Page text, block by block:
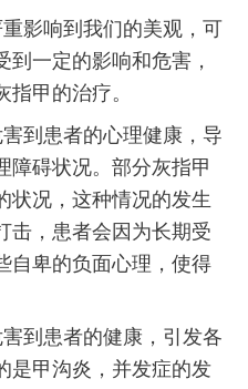
影响到我们的美观，可
一定的影响和危害，
甲的治疗。
患者的心理健康，导
障碍状况。部分灰指甲
状况，这种情况的发生
击，患者会因为长期受
自卑的负面心理，使得
患者的健康，引发各
是甲沟炎，并发症的发